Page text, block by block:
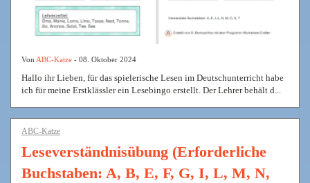
Von ABC-Katze - 08. Oktober 2024
Hallo ihr Lieben, für das spielerische Lesen im Deutschunterricht habe
ich für meine Erstklässler ein Lesebingo erstellt. Der Lehrer behält d...
ABC-Katze
Leseverständnisübung (Erforderliche
Buchstaben: A, B, E, F, G, I, L, M, N,